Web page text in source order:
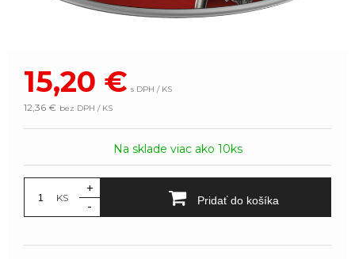
15,20 € s DPH / KS
12,36 € bez DPH / KS
Na sklade viac ako 10ks
KS
+
-
Pridať do košíka